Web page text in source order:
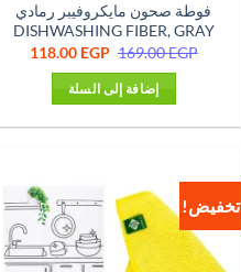
فوطة صحون مايكروفيبر رمادي
DISHWASHING FIBER, GRAY
169.00EGP
السعر
هو:
169.00 EGP.
118.00 EGP
إضافة إلى السلة
تخفيض!